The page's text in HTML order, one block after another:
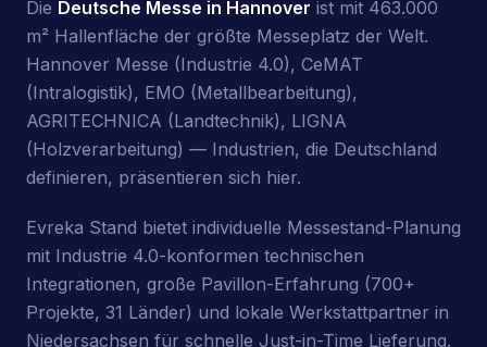
Die Deutsche Messe in Hannover ist mit 463.000
m² Hallenfläche der größte Messeplatz der Welt.
Hannover Messe (Industrie 4.0), CeMAT
(Intralogistik), EMO (Metallbearbeitung),
AGRITECHNICA (Landtechnik), LIGNA
(Holzverarbeitung) — Industrien, die Deutschland
definieren, präsentieren sich hier.
Evreka Stand bietet individuelle Messestand-Planung
mit Industrie 4.0-konformen technischen
Integrationen, große Pavillon-Erfahrung (700+
Projekte, 31 Länder) und lokale Werkstattpartner in
Niedersachsen für schnelle Just-in-Time Lieferung.